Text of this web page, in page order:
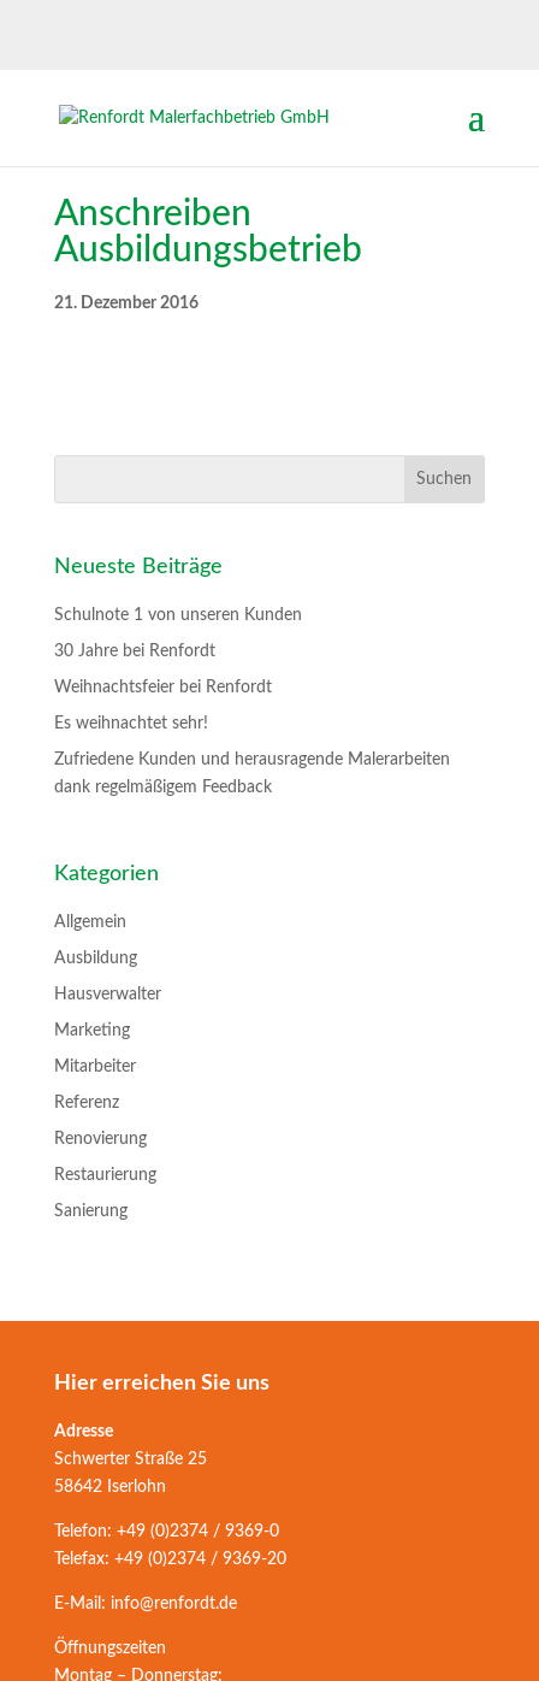
Anschreiben
Ausbildungsbetrieb
21. Dezember 2016
Neueste Beiträge
Schulnote 1 von unseren Kunden
30 Jahre bei Renfordt
Weihnachtsfeier bei Renfordt
Es weihnachtet sehr!
Zufriedene Kunden und herausragende Malerarbeiten
dank regelmäßigem Feedback
Kategorien
Allgemein
Ausbildung
Hausverwalter
Marketing
Mitarbeiter
Referenz
Renovierung
Restaurierung
Sanierung
Hier erreichen Sie uns
Adresse
Schwerter Straße 25
58642 Iserlohn
Telefon: +49 (0)2374 / 9369-0
Telefax: +49 (0)2374 / 9369-20
E-Mail: info@renfordt.de
Öffnungszeiten
Montag – Donnerstag: